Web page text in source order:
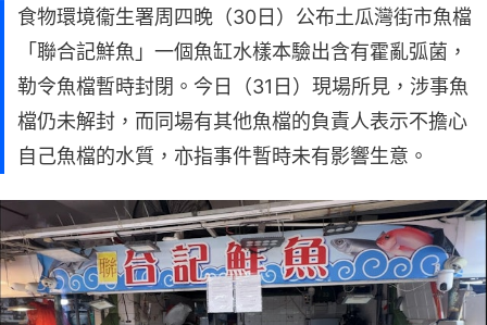
食物環境衞生署周四晚（30日）公布土瓜灣街市魚檔
「聯合記鮮魚」一個魚缸水樣本驗出含有霍亂弧菌，
勒令魚檔暫時封閉。今日（31日）現場所見，涉事魚
檔仍未解封，而同場有其他魚檔的負責人表示不擔心
自己魚檔的水質，亦指事件暫時未有影響生意。